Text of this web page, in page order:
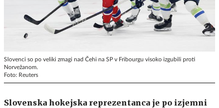
Slovenci so po veliki zmagi nad Čehi na SP v Fribourgu visoko izgubili proti
Norvežanom.
Foto: Reuters
Slovenska hokejska reprezentanca je po izjemni